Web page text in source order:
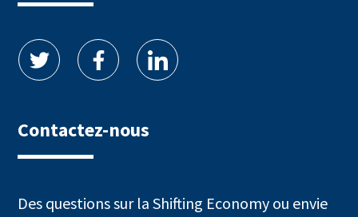
Contactez-nous
Des questions sur la Shifting Economy ou envie